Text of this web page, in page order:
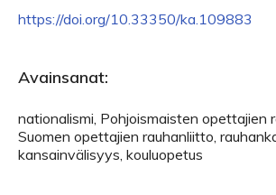
https://doi.org/10.33350/ka.109883
Avainsanat:
nationalismi, Pohjoismaisten opettajien
Suomen opettajien rauhanliitto,
kansainvälisyys, kouluopetus